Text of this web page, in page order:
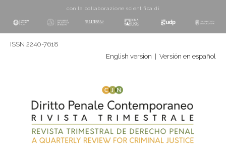
con la collaborazione scientifica di
ISSN 2240-7618
English version
Versión en español